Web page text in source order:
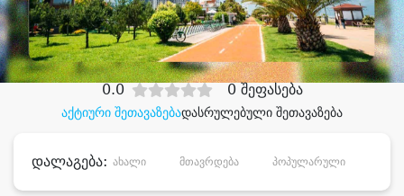
შეიძინესასურველი მომსახურება
დიდი დანაზოგით
აქტიური შეთავაზებადასრულებული შეთავაზება
0.0 0 შეფასება
დალაგება: ახალი მთავრდება პოპულარული